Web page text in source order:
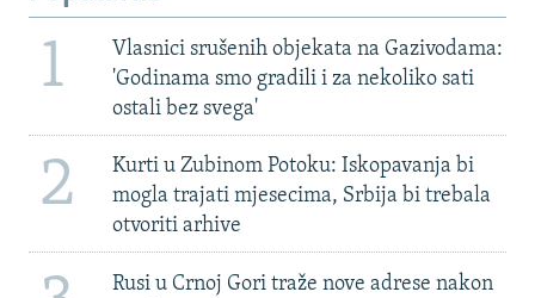
1
Vlasnici srušenih objekata na Gazivodama:
'Godinama smo gradili i za nekoliko sati
ostali bez svega'
2
Kurti u Zubinom Potoku: Iskopavanja bi
mogla trajati mjesecima, Srbija bi trebala
otvoriti arhive
Rusi u Crnoj Gori traže nove adrese nakon